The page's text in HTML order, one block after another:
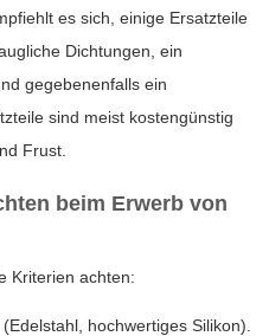
es sich, einige Ersatzteile
Dichtungen, ein
gegebenenfalls ein
sind meist kostengünstig
Frust.
beim Erwerb von
Kriterien achten:
hochwertiges Silikon).